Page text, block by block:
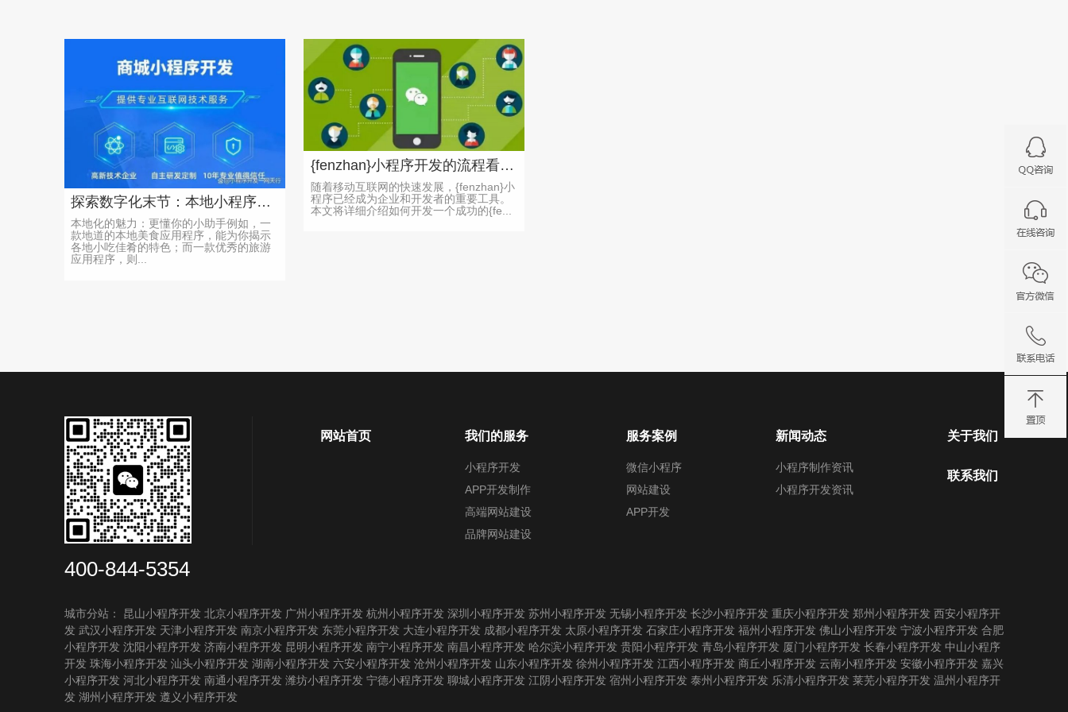
探索数字化末节：本地小程序开发的魅力与挑战
本地化的魅力：更懂你的小助手例如，一
款地道的本地美食应用程序，能为你揭示
各地小吃佳肴的特色；而一款优秀的旅游
应用程序，则...
{fenzhan}小程序开发的流程看完本文就懂了
随着移动互联网的快速发展，{fenzhan}小
程序已经成为企业和开发者的重要工具。
本文将详细介绍如何开发一个成功的{fe...
400-844-5354
网站首页 我们的服务
小程序开发
APP开发制作
高端网站建设
品牌网站建设
服务案例
微信小程序
网站建设
APP开发
新闻动态
小程序制作资讯
小程序开发资讯
关于我们
联系我们
城市分站： 昆山小程序开发 北京小程序开发 广州小程序开发 杭州小程序开发 深圳小程序开发 苏州小程序开发 无锡小程序开发 长沙小程序开发 重庆小程序开发 郑州小程序开发 西安小程序开
发 武汉小程序开发 天津小程序开发 南京小程序开发 东莞小程序开发 大连小程序开发 成都小程序开发 太原小程序开发 石家庄小程序开发 福州小程序开发 佛山小程序开发 宁波小程序开发 合肥
小程序开发 沈阳小程序开发 济南小程序开发 昆明小程序开发 南宁小程序开发 南昌小程序开发 哈尔滨小程序开发 贵阳小程序开发 青岛小程序开发 厦门小程序开发 长春小程序开发 中山小程序
开发 珠海小程序开发 汕头小程序开发 湖南小程序开发 六安小程序开发 沧州小程序开发 山东小程序开发 徐州小程序开发 江西小程序开发 商丘小程序开发 云南小程序开发 安徽小程序开发 嘉兴
小程序开发 河北小程序开发 南通小程序开发 潍坊小程序开发 宁德小程序开发 聊城小程序开发 江阴小程序开发 宿州小程序开发 泰州小程序开发 乐清小程序开发 莱芜小程序开发 温州小程序开
发 湖州小程序开发 遵义小程序开发